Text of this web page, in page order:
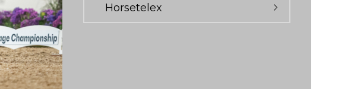
Horsetelex